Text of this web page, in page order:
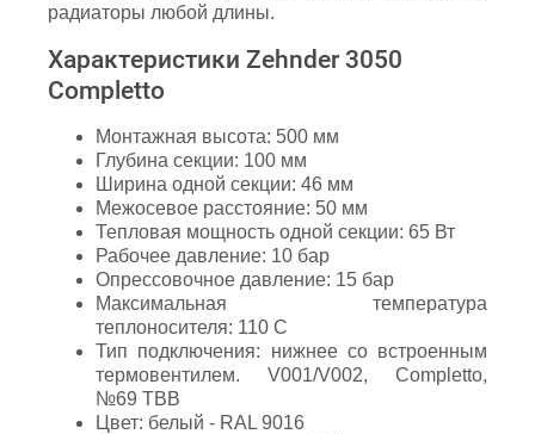
радиаторы любой длины.
Характеристики Zehnder 3050
Completto
Монтажная высота: 500 мм
Глубина секции: 100 мм
Ширина одной секции: 46 мм
Межосевое расстояние: 50 мм
Тепловая мощность одной секции: 65 Вт
Рабочее давление: 10 бар
Опрессовочное давление: 15 бар
Максимальная температура
теплоносителя: 110 С
Тип подключения: нижнее со встроенным
термовентилем. V001/V002, Completto,
№69 ТВВ
Цвет: белый - RAL 9016